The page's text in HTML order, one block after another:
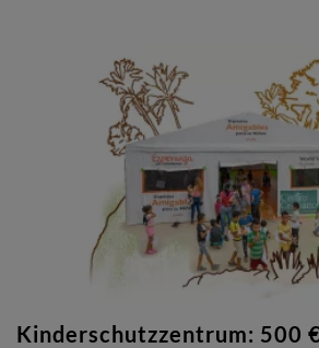
Kinderschutzzentrum: 500 €